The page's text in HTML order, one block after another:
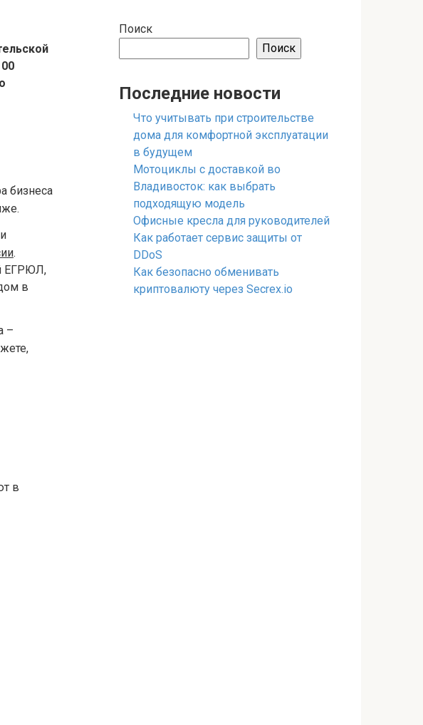
бизнеса
.
ЕГРЮЛ,
в
–
в
Поиск
Поиск
Последние новости
Что учитывать при строительстве
дома для комфортной эксплуатации
в будущем
Мотоциклы с доставкой во
Владивосток: как выбрать
подходящую модель
Офисные кресла для руководителей
Как работает сервис защиты от
DDoS
Как безопасно обменивать
криптовалюту через Secrex.io